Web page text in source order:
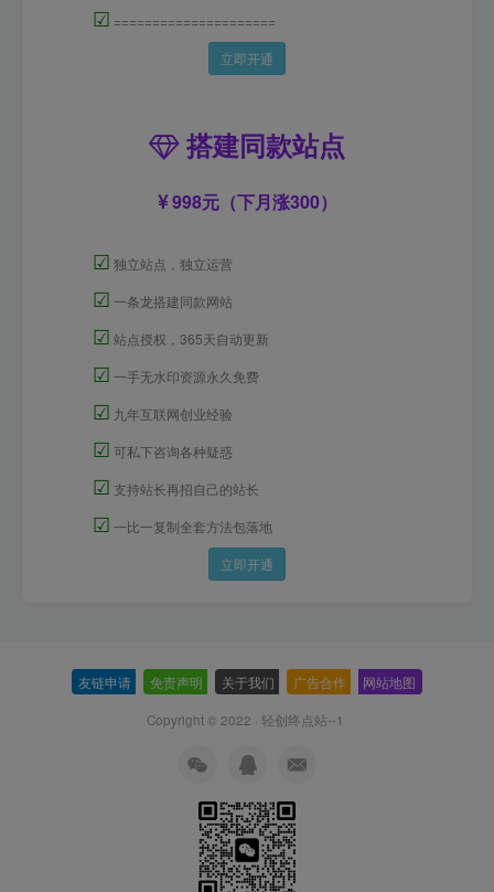
☑ =====================
立即开通
搭建同款站点
998元（下月涨300）
☑ 独立站点，独立运营
☑ 一条龙搭建同款网站
☑ 站点授权，365天自动更新
☑ 一手无水印资源永久免费
☑ 九年互联网创业经验
☑ 可私下咨询各种疑惑
☑ 支持站长再招自己的站长
☑ 一比一复制全套方法包落地
立即开通
友链申请 免责声明 关于我们 广告合作 网站地图
Copyright © 2022 · 轻创终点站--1